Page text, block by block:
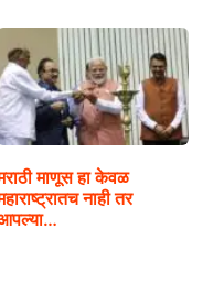
माणूस हा केवळ
नाही तर